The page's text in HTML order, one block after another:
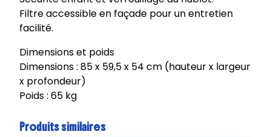
Filtre accessible en façade pour un entretien
facilité.
Dimensions et poids
Dimensions : 85 x 59,5 x 54 cm (hauteur x largeur
x profondeur)
Poids : 65 kg
Produits similaires